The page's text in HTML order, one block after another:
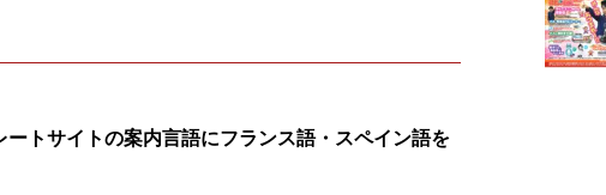
ートサイトの案内言語にフランス語・スペイン語を